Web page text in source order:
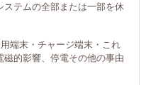
ステムの全部または一部を休
端末・チャージ端末・これ
磁的影響、停電その他の事由